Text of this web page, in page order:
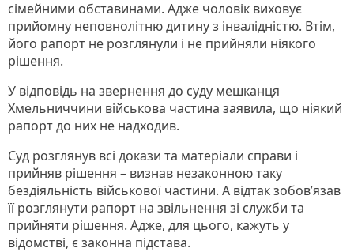
сімейними обставинами. Адже чоловік виховує
прийомну неповнолітню дитину з інвалідністю. Втім,
його рапорт не розглянули і не прийняли ніякого
рішення.
У відповідь на звернення до суду мешканця
Хмельниччини військова частина заявила, що ніякий
рапорт до них не надходив.
Суд розглянув всі докази та матеріали справи і
прийняв рішення – визнав незаконною таку
бездіяльність військової частини. А відтак зобов’язав
її розглянути рапорт на звільнення зі служби та
прийняти рішення. Адже, для цього, кажуть у
відомстві, є законна підстава.